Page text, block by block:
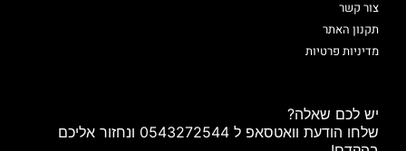
צור קשר
תקנון האתר
מדיניות פרטיות
יש לכם שאלה?
שלחו הודעת וואטסאפ ל 0543272544 ונחזור אליכם